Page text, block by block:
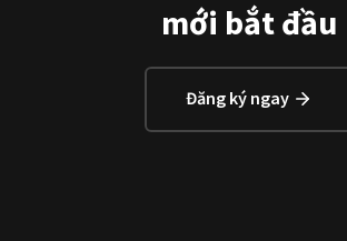
mới bắt đầu
Đăng ký ngay